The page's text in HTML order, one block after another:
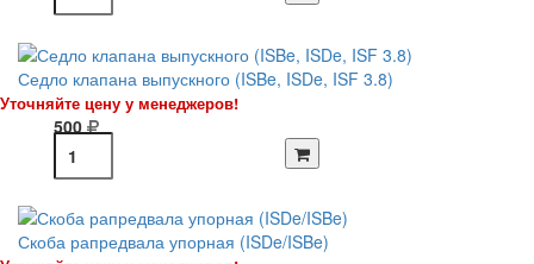
Седло клапана выпускного (ISBe, ISDe, ISF 3.8)
Уточняйте цену у менеджеров!
500
Скоба рапредвала упорная (ISDe/ISBe)